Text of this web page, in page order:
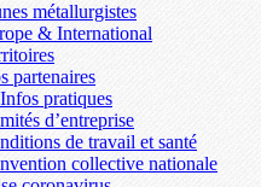
métallurgistes
& International
partenaires
pratiques
d’entreprise
de travail et santé
collective nationale